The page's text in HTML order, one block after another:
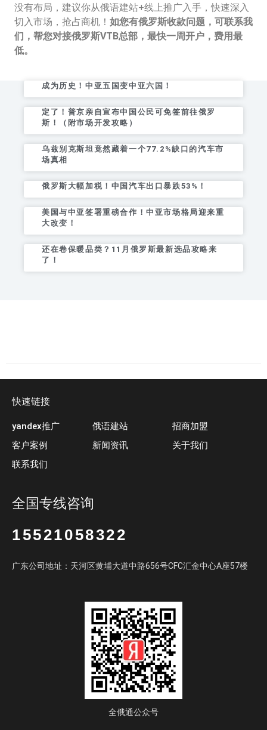
没有布局，建议你从俄语建站+线上推广入手，快速深入
切入市场，抢占商机！ 如您有俄罗斯收款问题，可联系我
们，帮您对接俄罗斯VTB总部，最快一周开户，费用最
低。
成为历史！中亚五国变中亚六国！
定了！普京亲自宣布中国公民可免签前往俄罗
斯！（附市场开发攻略）
乌兹别克斯坦竟然藏着一个77.2%缺口的汽车市
场真相
俄罗斯大幅加税！中国汽车出口暴跌53%！
美国与中亚签署重磅合作！中亚市场格局迎来重
大改变！
还在卷保暖品类？11月俄罗斯最新选品攻略来
了！
快速链接
yandex推广
客户案例
联系我们
俄语建站
新闻资讯
招商加盟
关于我们
全国专线咨询
15521058322
广东公司地址：天河区黄埔大道中路656号CFC汇金中心A座57楼
全俄通公众号